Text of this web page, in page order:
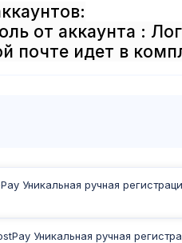
от аккаунта :
почте идет в
Уникальная ручная
Уникальная ручная